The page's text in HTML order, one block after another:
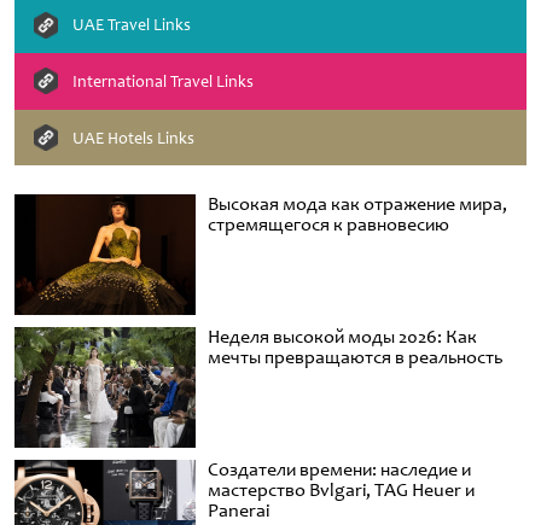
Высокая мода как отражение мира,
стремящегося к равновесию
Неделя высокой моды 2026: Как
мечты превращаются в реальность
Создатели времени: наследие и
мастерство Bvlgari, TAG Heuer и
Panerai
UAE Travel Links
International Travel Links
UAE Hotels Links